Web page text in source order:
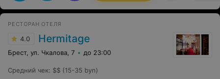
РЕСТОРАН ОТЕЛЯ
4.0 Hermitage
Брест, ул. Чкалова, 7 до 23:00
Средний чек: $$ (15-35 byn)